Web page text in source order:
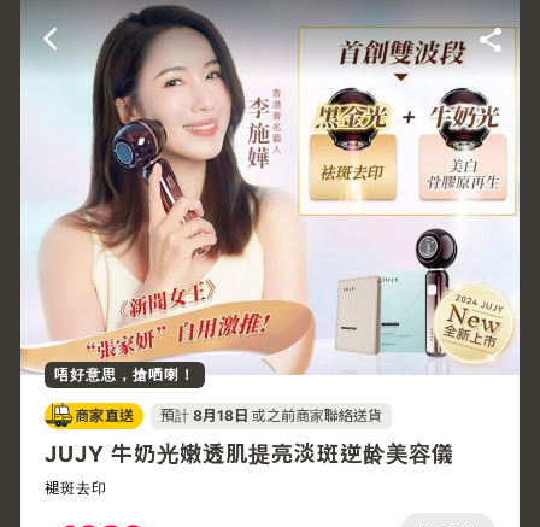
唔好意思，搶哂喇！
商家直送 預計 8月18日 或之前商家聯絡送貨
JUJY 牛奶光嫩透肌提亮淡斑逆龄美容儀
褪斑去印